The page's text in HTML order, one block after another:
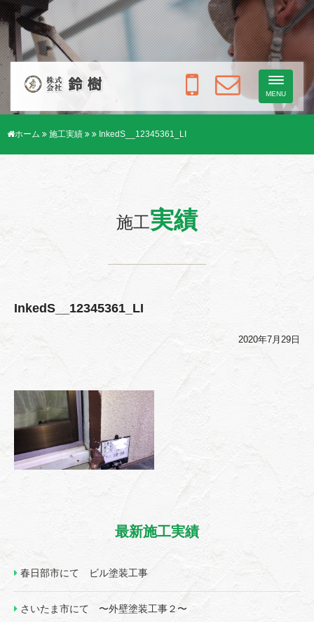
Toggle
MENU
ホーム 施工実績 InkedS__12345361_LI
施工実績
InkedS__12345361_LI
2020年7月29日
最新施工実績
春日部市にて ビル塗装工事
さいたま市にて 〜外壁塗装工事２〜